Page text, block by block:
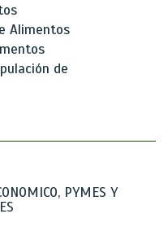
Alimentos
de
PYMES Y